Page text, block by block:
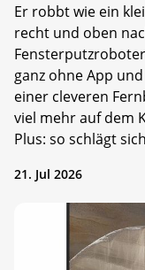
Er robbt wie ein
recht und oben
ganz ohne App
einer cleveren
viel mehr auf dem
Plus: so schlägt
21. Jul 2026